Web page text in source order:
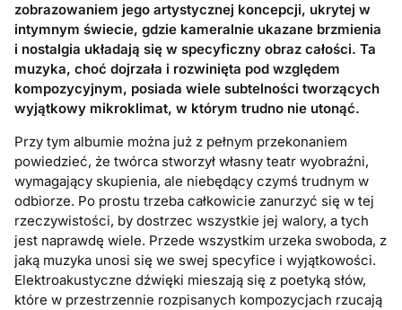
zobrazowaniem jego artystycznej koncepcji, ukrytej w
intymnym świecie, gdzie kameralnie ukazane brzmienia
i nostalgia układają się w specyficzny obraz całości. Ta
muzyka, choć dojrzała i rozwinięta pod względem
kompozycyjnym, posiada wiele subtelności tworzących
wyjątkowy mikroklimat, w którym trudno nie utonąć.
Przy tym albumie można już z pełnym przekonaniem
powiedzieć, że twórca stworzył własny teatr wyobraźni,
wymagający skupienia, ale niebędący czymś trudnym w
odbiorze. Po prostu trzeba całkowicie zanurzyć się w tej
rzeczywistości, by dostrzec wszystkie jej walory, a tych
jest naprawdę wiele. Przede wszystkim urzeka swoboda, z
jaką muzyka unosi się we swej specyfice i wyjątkowości.
Elektroakustyczne dźwięki mieszają się z poetyką słów,
które w przestrzennie rozpisanych kompozycjach rzucają